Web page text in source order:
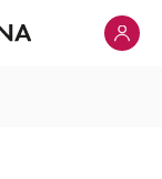
Klicka